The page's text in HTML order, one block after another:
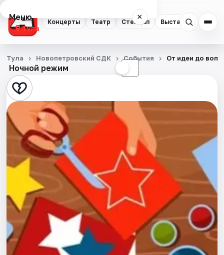
Концерты Театр Стендап Выставки
Меню ×
Тула
Концерты
Театр
Стендап
Выставки
Квесты
Экскурсии
Спорт
События
Города
Ночной режим ☾
Тула Новопетровский СДК События От идеи до